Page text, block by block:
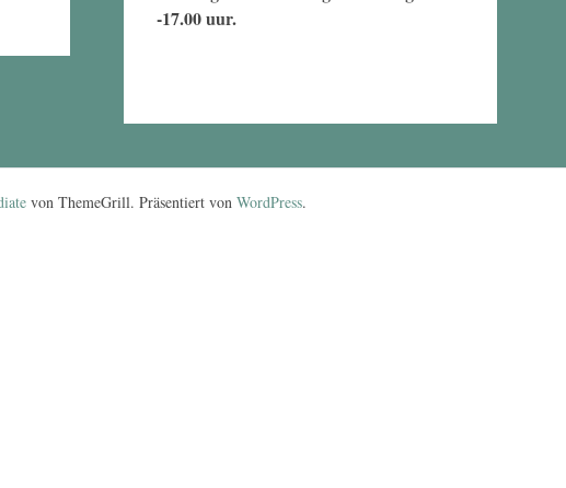
-17.00 uur.
von ThemeGrill. Präsentiert von WordPress.